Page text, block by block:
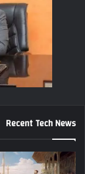
Recent Tech News